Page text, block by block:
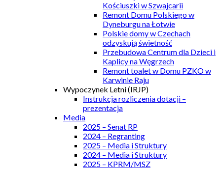
Kościuszki w Szwajcarii
Remont Domu Polskiego w
Dyneburgu na Łotwie
Polskie domy w Czechach
odzyskują świetność
Przebudowa Centrum dla Dzieci i
Kaplicy na Węgrzech
Remont toalet w Domu PZKO w
Karwinie Raju
Wypoczynek Letni (IRJP)
Instrukcja rozliczenia dotacji –
prezentacja
Media
2025 – Senat RP
2024 – Regranting
2025 – Media i Struktury
2024 – Media i Struktury
2025 – KPRM/MSZ